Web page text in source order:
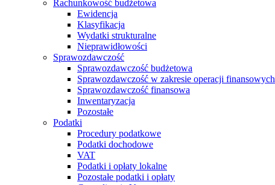
Rachunkowość budżetowa
Ewidencja
Klasyfikacja
Wydatki strukturalne
Nieprawidłowości
Sprawozdawczość
Sprawozdawczość budżetowa
Sprawozdawczość w zakresie operacji finansowych
Sprawozdawczość finansowa
Inwentaryzacja
Pozostałe
Podatki
Procedury podatkowe
Podatki dochodowe
VAT
Podatki i opłaty lokalne
Pozostałe podatki i opłaty